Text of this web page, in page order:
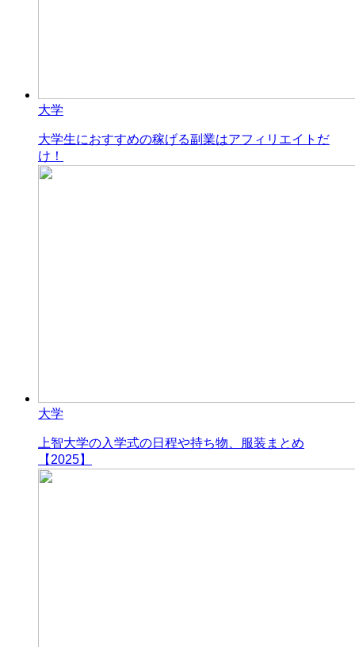
大学
大学生におすすめの稼げる副業はアフィリエイトだ
け！
大学
上智大学の入学式の日程や持ち物、服装まとめ
【2025】